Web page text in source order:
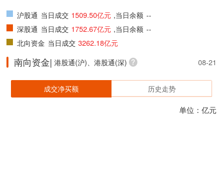
沪股通 当日成交 1509.50亿元 ,当日余额 --
深股通 当日成交 1752.67亿元 ,当日余额 --
北向资金 当日成交 3262.18亿元
南向资金| 港股通(沪)、港股通(深) 08-21
成交净买额 历史走势
单位：亿元